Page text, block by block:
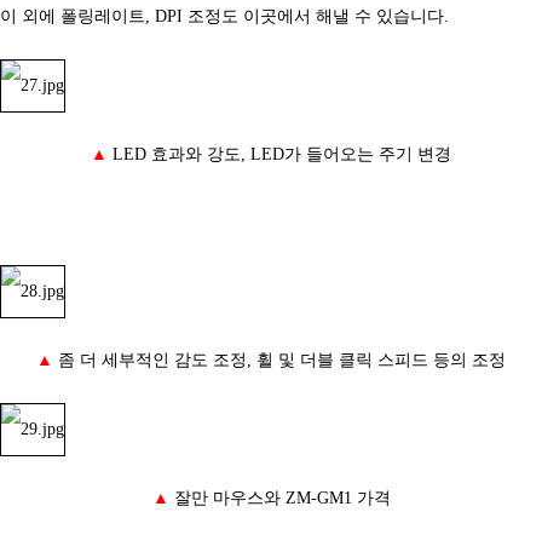
이 외에 폴링레이트, DPI 조정도 이곳에서 해낼 수 있습니다.
▲ LED 효과와 강도, LED가 들어오는 주기 변경
▲ 좀 더 세부적인 감도 조정, 휠 및 더블 클릭 스피드 등의 조정
▲ 잘만 마우스와 ZM-GM1 가격